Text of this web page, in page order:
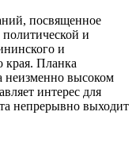
посвященное
и
и
края. Планка
неизменно высоком
интерес для
непрерывно выходит